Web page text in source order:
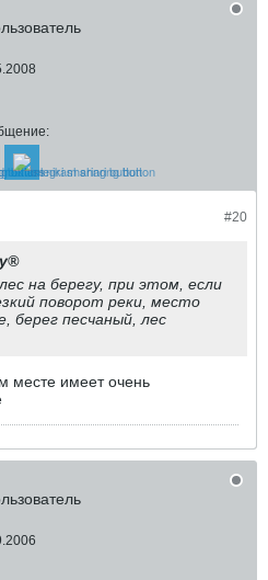
#20
на берегу, при этом, если
поворот реки, место
берег песчаный, лес
месте имеет очень